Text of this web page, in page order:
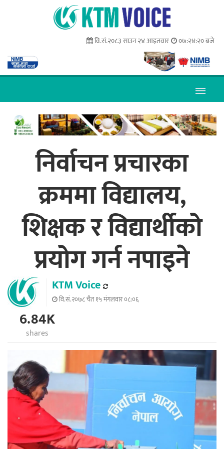
वि.सं.२०८३ साउन २४ आइतवार ०७:२४:२१ बजे
निर्वाचन प्रचारका
क्रममा विद्यालय,
शिक्षक र विद्यार्थीको
प्रयोग गर्न नपाइने
KTM Voice
वि.सं.२०७८ चैत १५ मंगलवार ०८:०६
6.84K
shares